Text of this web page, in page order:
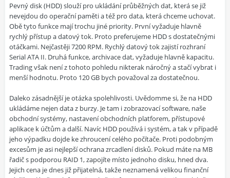
Pevný disk (HDD) slouží pro ukládání průběžných dat, která se již
nevejdou do operační paměti a též pro data, která chceme uchovat.
Obě tyto funkce mají trochu jiné priority. První vyžaduje hlavně
rychlý přístup a datový tok. Proto preferujeme HDD s dostatečnými
otáčkami. Nejčastěji 7200 RPM. Rychlý datový tok zajistí rozhraní
Serial ATA II. Druhá funkce, archivace dat, vyžaduje hlavně kapacitu.
Trading však není z tohoto pohledu nikterak náročný a stačí vybrat i
menší hodnotu. Proto 120 GB bych považoval za dostatečnou.
Daleko zásadnější je otázka spolehlivosti. Uvědomme si, že na HDD
ukládáme nejen data z burzy. Je tam i zobrazovací software, naše
obchodní systémy, nastavení obchodních platforem, přístupové
aplikace k účtům a další. Navíc HDD používá i systém, a tak v případě
jeho výpadku dojde ke zhroucení celého počítače. Proti podobným
excesům je asi nejlepší ochrana zrcadlení disků. Pokud máte na MB
řadič s podporou RAID 1, zapojíte místo jednoho disku, hned dva.
Jejich cena je dnes již přijatelná, takže neznamená velikou finanční